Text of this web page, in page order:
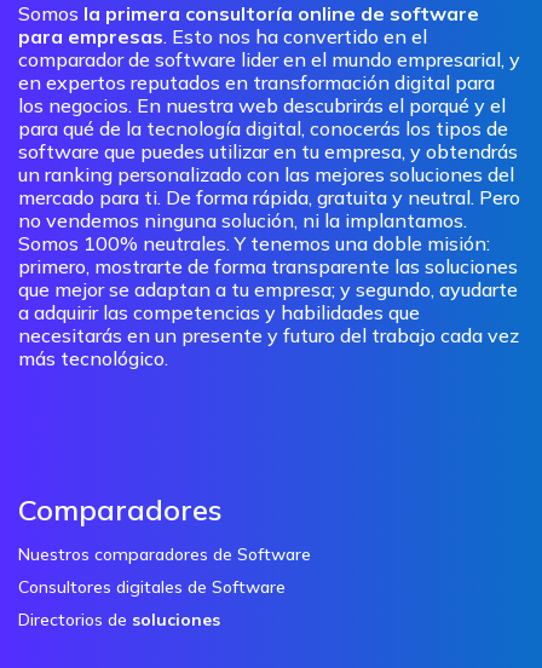
Somos la primera consultoría online de software
para empresas. Esto nos ha convertido en el
comparador de software lider en el mundo empresarial, y
en expertos reputados en transformación digital para
los negocios. En nuestra web descubrirás el porqué y el
para qué de la tecnología digital, conocerás los tipos de
software que puedes utilizar en tu empresa, y obtendrás
un ranking personalizado con las mejores soluciones del
mercado para ti. De forma rápida, gratuita y neutral. Pero
no vendemos ninguna solución, ni la implantamos.
Somos 100% neutrales. Y tenemos una doble misión:
primero, mostrarte de forma transparente las soluciones
que mejor se adaptan a tu empresa; y segundo, ayudarte
a adquirir las competencias y habilidades que
necesitarás en un presente y futuro del trabajo cada vez
más tecnológico.
Comparadores
Nuestros comparadores de Software
Consultores digitales de Software
Directorios de soluciones